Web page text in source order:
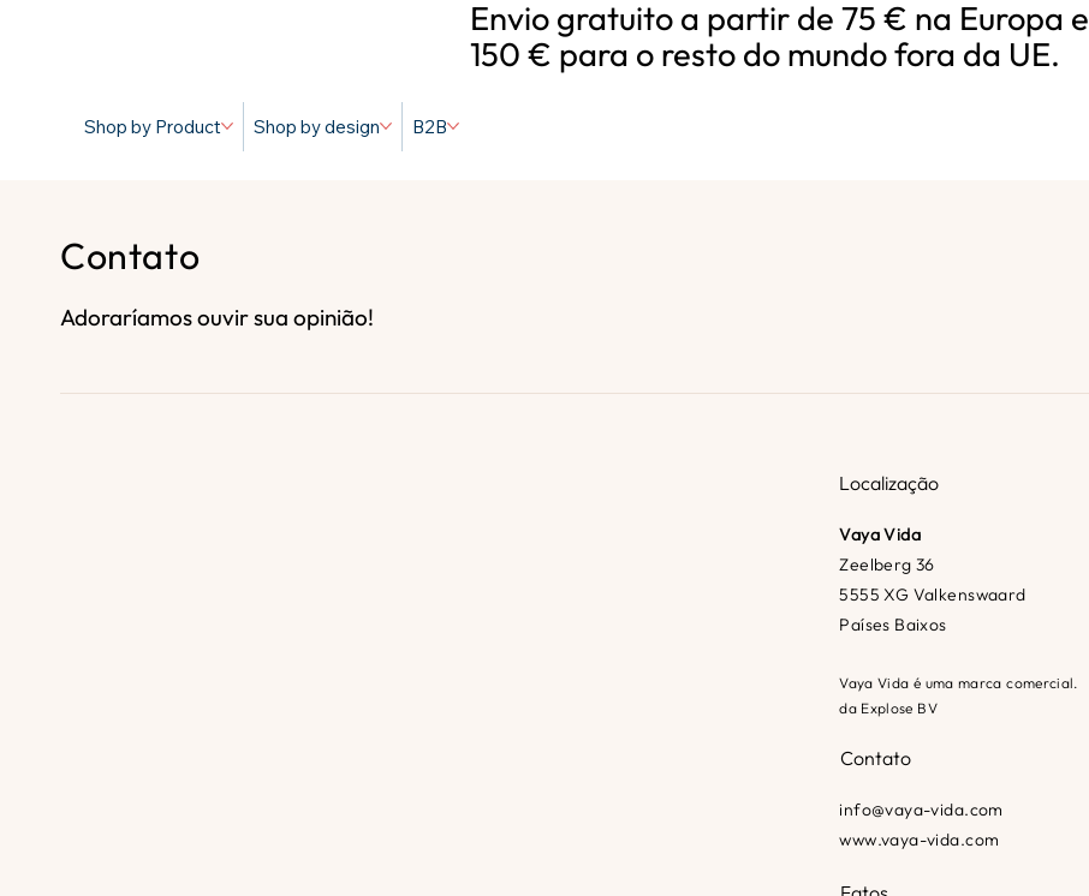
Shop by Product Shop by design B2B
Envio gratuito a partir de 75 € na Europa e
150 € para o resto do mundo fora da UE.
Contato
Adoraríamos ouvir sua opinião!
Localização
Vaya Vida
Zeelberg 36
5555 XG Valkenswaard
Países Baixos
Vaya Vida é uma marca comercial.
da Explose BV
Contato
info@vaya-vida.com
www.vaya-vida.com